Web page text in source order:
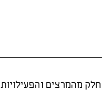
חלק מהמרצים והפעילויות